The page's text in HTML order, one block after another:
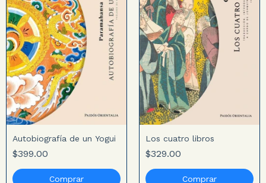
Autobiografía de un Yogui
$399.00
Los cuatro libros
$329.00